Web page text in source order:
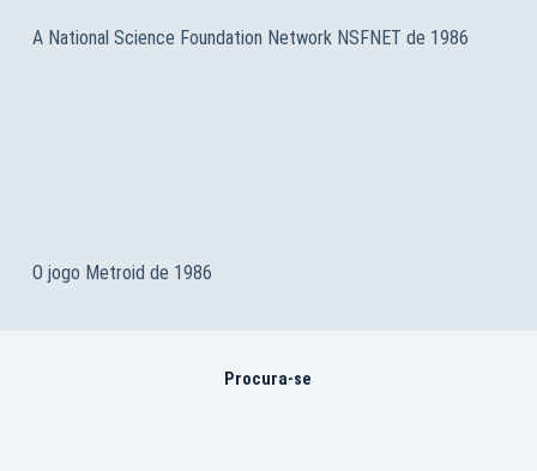
A National Science Foundation Network NSFNET de 1986
O jogo Metroid de 1986
Procura-se